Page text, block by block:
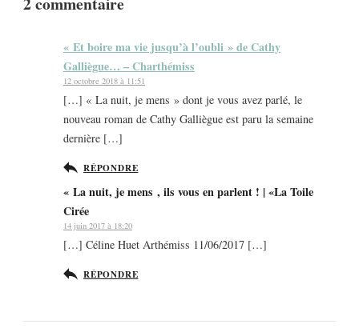
« Et boire ma vie jusqu’à l’oubli » de Cathy
Galliègue… – Charthémiss
12 octobre 2018 à 11:51
[…] « La nuit, je mens » dont je vous avez parlé, le
nouveau roman de Cathy Galliègue est paru la semaine
dernière […]
RÉPONDRE
« La nuit, je mens , ils vous en parlent ! | «La Toile
Cirée
14 juin 2017 à 18:20
[…] Céline Huet Arthémiss 11/06/2017 […]
RÉPONDRE